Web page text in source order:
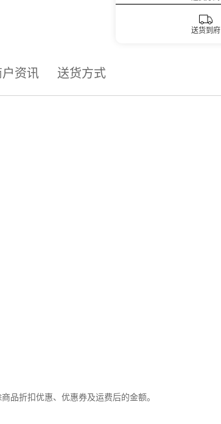
送货到府
户资讯 送货方式
品折扣优惠、优惠券及运费后的金额。